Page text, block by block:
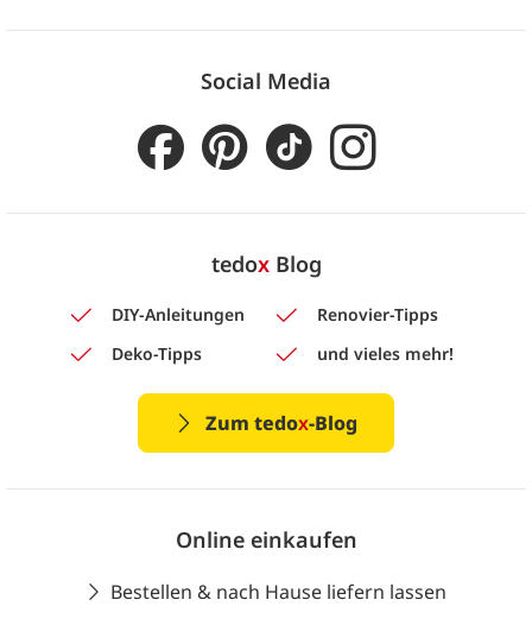
Social Media
tedoxBlog
DIY-Anleitungen
Renovier-Tipps
Deko-Tipps
und vieles mehr!
Zum tedox-Blog
Online einkaufen
Bestellen & nach Hause liefern lassen